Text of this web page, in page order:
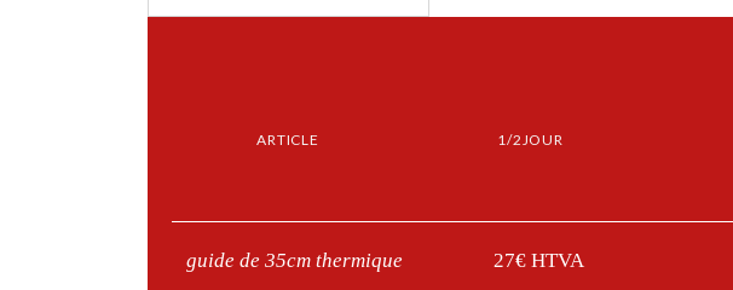
ARTICLE 1/2JOUR
guide de 35cm thermique 27€ HTVA